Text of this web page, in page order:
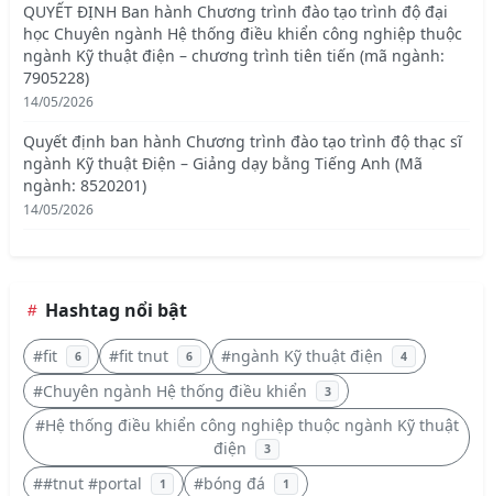
QUYẾT ĐỊNH Ban hành Chương trình đào tạo trình độ đại
học Chuyên ngành Hệ thống điều khiển công nghiệp thuộc
ngành Kỹ thuật điện – chương trình tiên tiến (mã ngành:
7905228)
14/05/2026
Quyết định ban hành Chương trình đào tạo trình độ thạc sĩ
ngành Kỹ thuật Điện – Giảng dạy bằng Tiếng Anh (Mã
ngành: 8520201)
14/05/2026
Hashtag nổi bật
#fit 6 #fit tnut 6 #ngành Kỹ thuật điện 4
#Chuyên ngành Hệ thống điều khiển 3
#Hệ thống điều khiển công nghiệp thuộc ngành Kỹ thuật
điện
3
##tnut #portal 1 #bóng đá 1